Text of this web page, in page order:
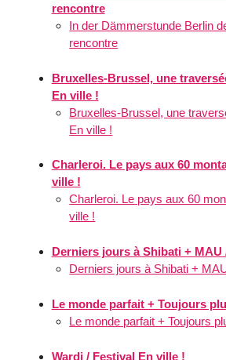
rencontre
In der Dämmerstunde Berlin
rencontre
Bruxelles-Brussel, une
En ville !
Bruxelles-Brussel, une
En ville !
Charleroi. Le pays aux 60
ville !
Charleroi. Le pays aux 60
ville !
Derniers jours à Shibati + MAU
Derniers jours à Shibati +
Le monde parfait + Toujours
Le monde parfait + Toujours
Wardi / Festival En ville !